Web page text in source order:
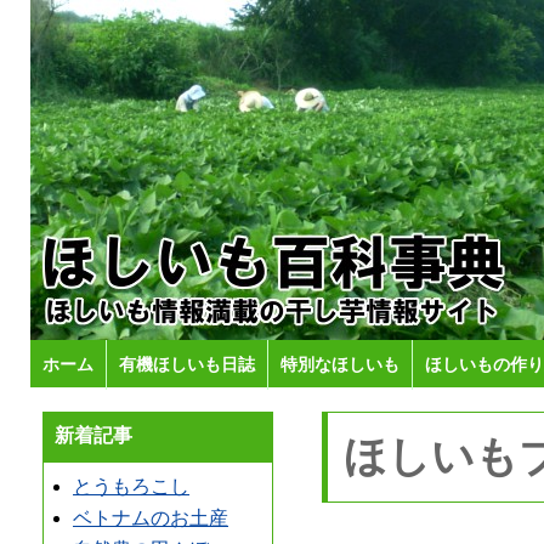
ホーム 有機ほしいも日誌 特別なほしいも ほしいもの作
新着記事
とうもろこし
ベトナムのお土産
ほしいも